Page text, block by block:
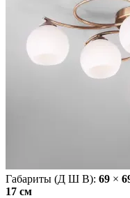
Габариты (Д Ш В): 69 ×
17 cм